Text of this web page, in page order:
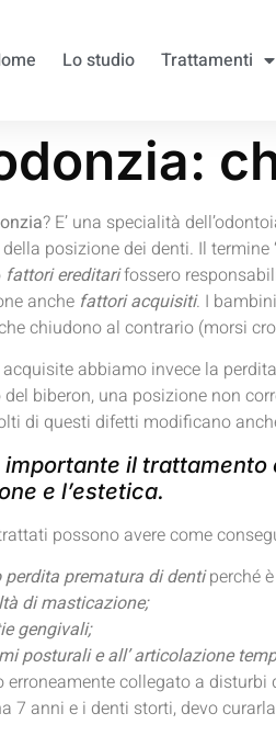
Lo studio Trattamenti
? E’ una specialità
posizione dei denti. Il termine
fattori ereditarifossero
anche fattori acquisiti. I
chiudono al contrario (morsi
abbiamo invece la
biberon, una posizione non
di questi difetti modificano
importante il
e l’estetica.
possono avere come
perdita prematura di dentiperché
di masticazione;
gengivali;
posturali e all’ articolazione
erroneamente collegato a disturbi
7 anni e i denti storti, devo